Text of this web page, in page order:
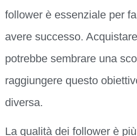
follower è essenziale per
avere successo.
potrebbe sembrare una
raggiungere questo
diversa.
La qualità dei follower è